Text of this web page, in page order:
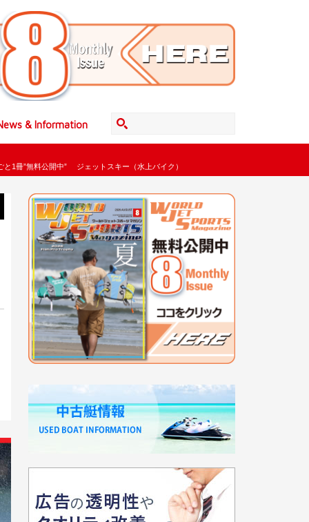
& Information
と1冊”無料公開中” ジェットスキー（水上バイク）